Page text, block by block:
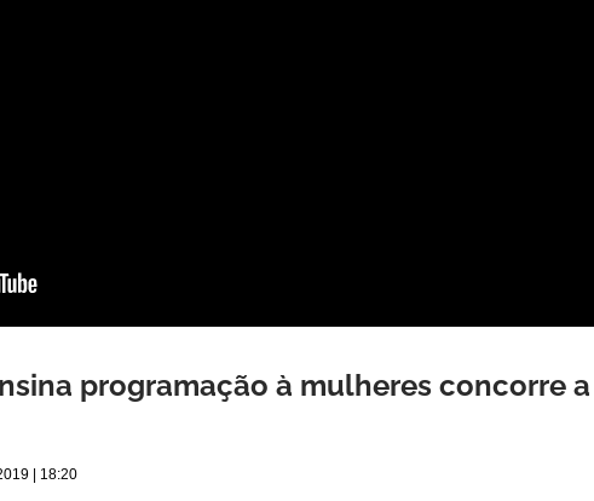
programação à mulheres concorre a
| 18:20